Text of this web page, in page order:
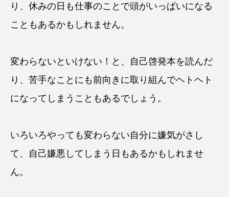
り、休みの日も仕事のことで頭がいっぱいになる
こともあるかもしれません。
変わらないといけない！と、自己啓発本を読んだ
り、苦手なことにも前向きに取り組んでヘトヘト
になってしまうこともあるでしょう。
いろいろやっても変わらない自分に嫌気がさし
て、自己嫌悪してしまう日もあるかもしれませ
ん。